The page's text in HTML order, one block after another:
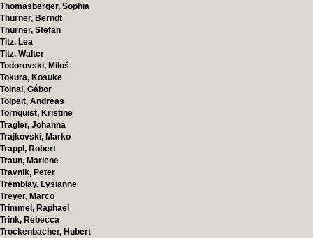
Thomasberger, Sophia
Thurner, Berndt
Thurner, Stefan
Titz, Lea
Titz, Walter
Todorovski, Miloš
Tokura, Kosuke
Tolnai, Gábor
Tolpeit, Andreas
Tornquist, Kristine
Tragler, Johanna
Trajkovski, Marko
Trappl, Robert
Traun, Marlene
Travnik, Peter
Tremblay, Lysianne
Treyer, Marco
Trimmel, Raphael
Trink, Rebecca
Trockenbacher, Hubert